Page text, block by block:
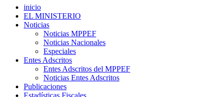
inicio
EL MINISTERIO
Noticias
Noticias MPPEF
Noticias Nacionales
Especiales
Entes Adscritos
Entes Adscritos del MPPEF
Noticias Entes Adscritos
Publicaciones
Estadísticas Fiscales